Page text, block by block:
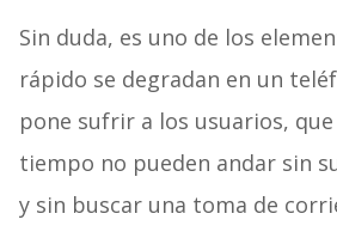
Sin duda, es uno de los
rápido se degradan en un
pone sufrir a los usuarios,
tiempo no pueden andar sin
y sin buscar una toma de